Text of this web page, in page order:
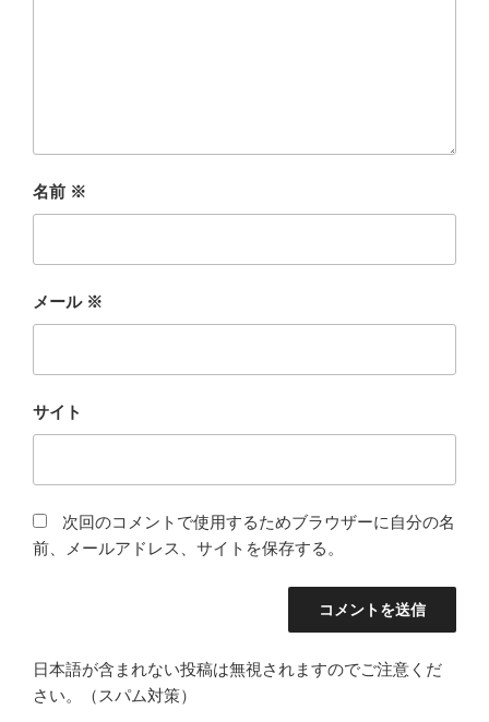
名前 ※
メール ※
サイト
次回のコメントで使用するためブラウザーに自分の名
前、メールアドレス、サイトを保存する。
日本語が含まれない投稿は無視されますのでご注意くだ
さい。（スパム対策）